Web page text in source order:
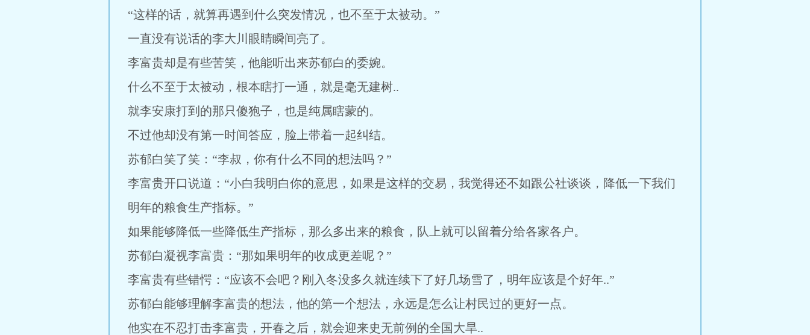
“这样的话，就算再遇到什么突发情况，也不至于太被动。”
一直没有说话的李大川眼睛瞬间亮了。
李富贵却是有些苦笑，他能听出来苏郁白的委婉。
什么不至于太被动，根本瞎打一通，就是毫无建树..
就李安康打到的那只傻狍子，也是纯属瞎蒙的。
不过他却没有第一时间答应，脸上带着一起纠结。
苏郁白笑了笑：“李叔，你有什么不同的想法吗？”
李富贵开口说道：“小白我明白你的意思，如果是这样的交易，我觉得还不如跟公社谈谈，降低一下我们
明年的粮食生产指标。”
如果能够降低一些降低生产指标，那么多出来的粮食，队上就可以留着分给各家各户。
苏郁白凝视李富贵：“那如果明年的收成更差呢？”
李富贵有些错愕：“应该不会吧？刚入冬没多久就连续下了好几场雪了，明年应该是个好年..”
苏郁白能够理解李富贵的想法，他的第一个想法，永远是怎么让村民过的更好一点。
他实在不忍打击李富贵，开春之后，就会迎来史无前例的全国大旱..